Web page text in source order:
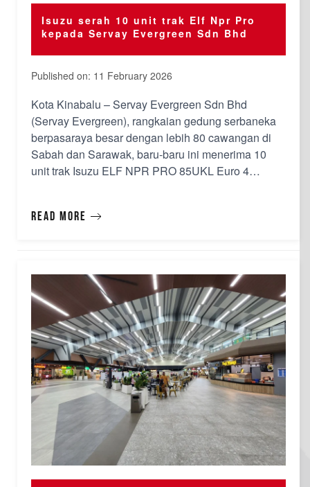
Isuzu serah 10 unit trak Elf Npr Pro
kepada Servay Evergreen Sdn Bhd
Published on: 11 February 2026
Kota Kinabalu – Servay Evergreen Sdn Bhd
(Servay Evergreen), rangkaian gedung serbaneka
berpasaraya besar dengan lebih 80 cawangan di
Sabah dan Sarawak, baru-baru ini menerima 10
unit trak Isuzu ELF NPR PRO 85UKL Euro 4
penyerahan diadakan di Pusat Pengedaran Servay
Read more